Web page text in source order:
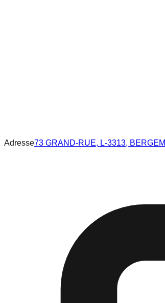
Adresse73 GRAND-RUE, L-3313, BERGEM